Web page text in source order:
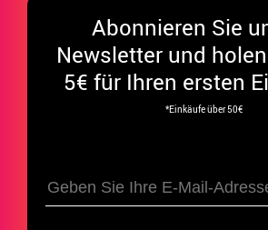
Abonnieren Sie
Newsletter und
5€ für Ihren ersten
*Einkäufe über 50€